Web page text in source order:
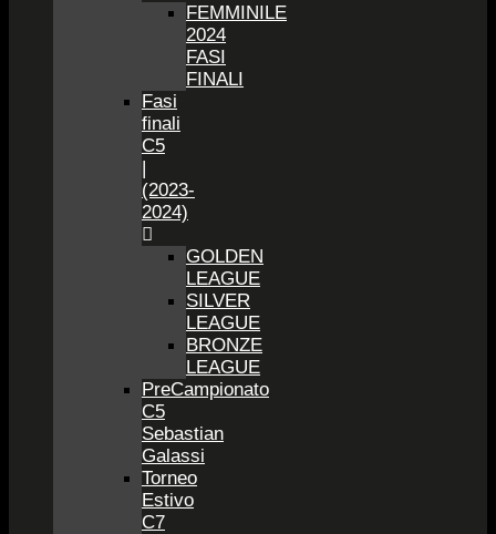
FEMMINILE
2024
FASI
FINALI
Fasi
finali
C5
|
(2023-
2024)
GOLDEN
LEAGUE
SILVER
LEAGUE
BRONZE
LEAGUE
PreCampionato
C5
Sebastian
Galassi
Torneo
Estivo
C7